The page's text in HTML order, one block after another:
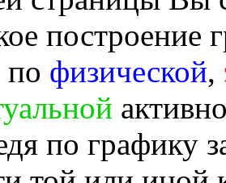
построение
физической,
по графику